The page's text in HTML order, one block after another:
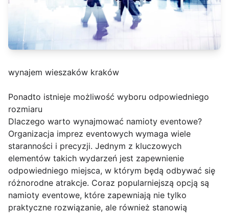
wynajem wieszaków kraków
Ponadto istnieje możliwość wyboru odpowiedniego
rozmiaru
Dlaczego warto wynajmować namioty eventowe?
Organizacja imprez eventowych wymaga wiele
staranności i precyzji. Jednym z kluczowych
elementów takich wydarzeń jest zapewnienie
odpowiedniego miejsca, w którym będą odbywać się
różnorodne atrakcje. Coraz popularniejszą opcją są
namioty eventowe, które zapewniają nie tylko
praktyczne rozwiązanie, ale również stanowią